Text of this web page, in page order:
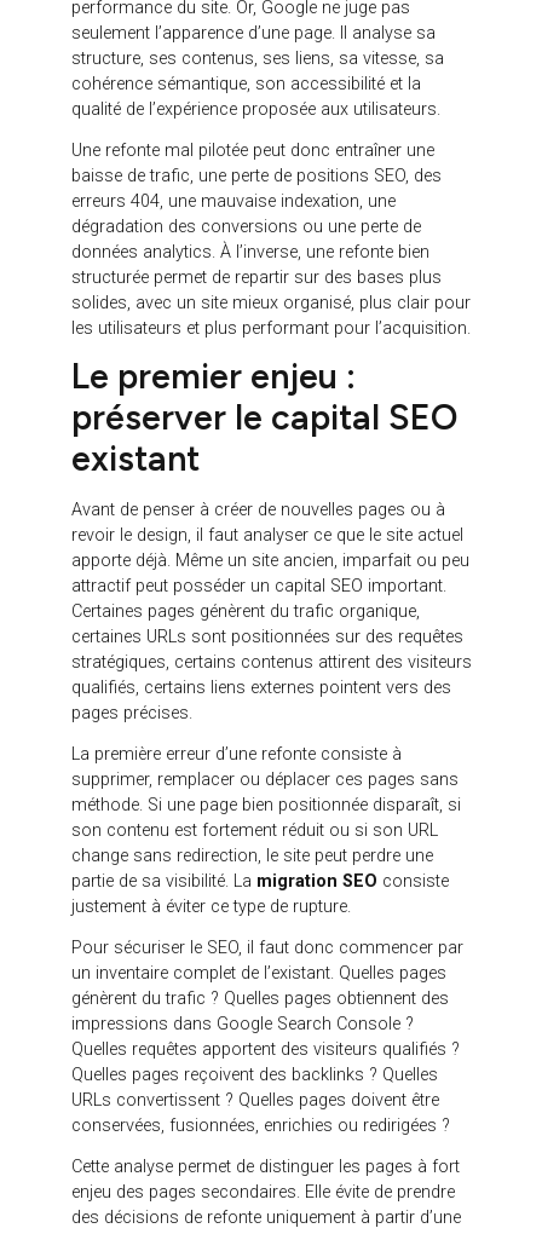
Le risque principal est de traiter la refonte comme
un projet uniquement créatif ou technique. Dans ce
cas, les équipes se concentrent sur les maquettes,
les animations, les composants graphiques, le
CMS ou les fonctionnalités, mais oublient parfois
les éléments invisibles qui soutiennent la
performance du site. Or, Google ne juge pas
seulement l’apparence d’une page. Il analyse sa
structure, ses contenus, ses liens, sa vitesse, sa
cohérence sémantique, son accessibilité et la
qualité de l’expérience proposée aux utilisateurs.
Une refonte mal pilotée peut donc entraîner une
baisse de trafic, une perte de positions SEO, des
erreurs 404, une mauvaise indexation, une
dégradation des conversions ou une perte de
données analytics. À l’inverse, une refonte bien
structurée permet de repartir sur des bases plus
solides, avec un site mieux organisé, plus clair pour
les utilisateurs et plus performant pour l’acquisition.
Le premier enjeu :
préserver le capital SEO
existant
Avant de penser à créer de nouvelles pages ou à
revoir le design, il faut analyser ce que le site actuel
apporte déjà. Même un site ancien, imparfait ou peu
attractif peut posséder un capital SEO important.
Certaines pages génèrent du trafic organique,
certaines URLs sont positionnées sur des requêtes
qualifiés, certains liens externes pointent vers des
pages précises.
La première erreur d’une refonte consiste à
supprimer, remplacer ou déplacer ces pages sans
méthode. Si une page bien positionnée disparaît, si
son contenu est fortement réduit ou si son URL
partie de sa visibilité. Lamigration SEOconsiste
justement à éviter ce type de rupture.